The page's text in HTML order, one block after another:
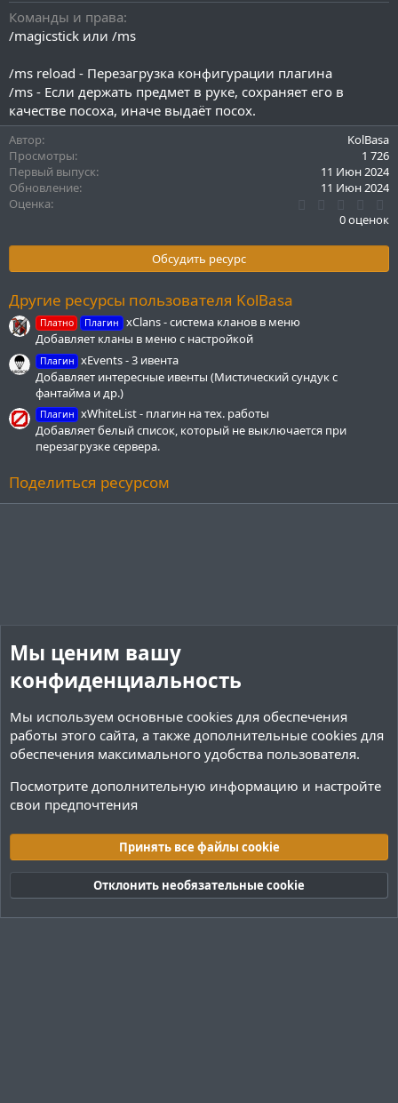
Команды и права
/magicstick или /ms
/ms reload - Перезагрузка конфигурации плагина
/ms - Если держать предмет в руке, сохраняет его в
качестве посоха, иначе выдаёт посох.
Автор
KolBasa
Просмотры
1 726
Первый выпуск
11 Июн 2024
Обновление
11 Июн 2024
Оценка
0
0
в
0 оценок
Обсудить ресурс
Другие ресурсы пользователя KolBasa
Платно Плагин
xClans - система кланов в меню
Добавляет кланы в меню с настройкой
Плагин xEvents - 3 ивента
Добавляет интересные ивенты (Мистический сундук с
фантайма и др.)
Плагин xWhiteList - плагин на тех. работы
Добавляет белый список, который не выключается при
перезагрузке сервера.
Поделиться ресурсом
Cookies Тёмная (2020)
Русский (RU)
Обратная связь
Условия и правила
Политика конфиденциальности
Помощь
R
Мы ценим вашу
конфиденциальность
Мы используем основные cookies для обеспечения
работы этого сайта, а также дополнительные cookies для
обеспечения максимального удобства пользователя.
Посмотрите дополнительную информацию и настройте
свои предпочтения
Принять все файлы cookie
Отклонить необязательные cookie